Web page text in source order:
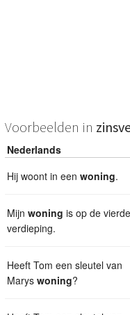
Voorbeelden in
Nederlands
Hij woont in een woning.
Mijn woning is op de vierde
verdieping.
Heeft Tom een sleutel van
Marys woning?